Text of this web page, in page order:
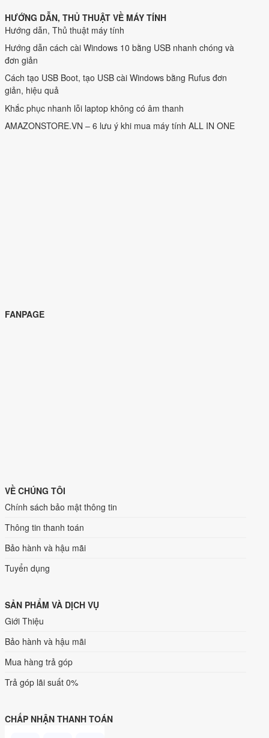
HƯỚNG DẪN, THỦ THUẬT VỀ MÁY TÍNH
Hướng dẫn, Thủ thuật máy tính
Hướng dẫn cách cài Windows 10 bằng USB nhanh chóng và
đơn giản
Cách tạo USB Boot, tạo USB cài Windows bằng Rufus đơn
giản, hiệu quả
Khắc phục nhanh lỗi laptop không có âm thanh
AMAZONSTORE.VN – 6 lưu ý khi mua máy tính ALL IN ONE
FANPAGE
VỀ CHÚNG TÔI
Chính sách bảo mật thông tin
Thông tin thanh toán
Bảo hành và hậu mãi
Tuyển dụng
SẢN PHẨM VÀ DỊCH VỤ
Giới Thiệu
Bảo hành và hậu mãi
Mua hàng trả góp
Trả góp lãi suất 0%
CHẤP NHẬN THANH TOÁN